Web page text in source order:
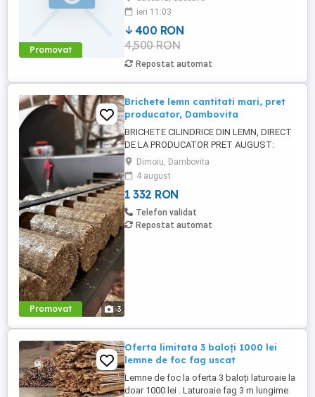
Promovat
ieri 11:03
400 RON
4,500 RON
Repostat automat
Promovat 3
Brichete lemn cantitati mari, pret
producator, Dambovita
BRICHETE CILINDRICE DIN LEMN, DIRECT
DE LA PRODUCATOR PRET AUGUST:
1.332 lei palet (960 kg) Echivalent 1.388 lei
tona, TVA inclus Din 1 septembrie: 1.499
lei tona Din 1 octombrie: 1.643 lei tona
SPECIFICATII (din raport de incercare): -
Diametru 75 mm, lungime 330-340 mm -
Putere calorica superioara ...
Dimoiu, Dambovita
4 august
1 332 RON
Telefon validat
Repostat automat
Oferta limitata 3 baloți 1000 lei
lemne de foc fag uscat
Lemne de foc la oferta 3 baloți laturoaie la
doar 1000 lei . Laturoaie fag 3 m lungime